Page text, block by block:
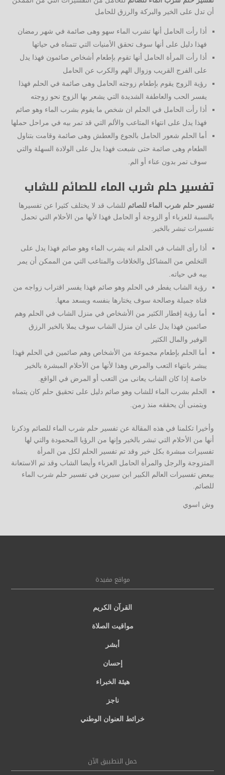
أن تدل على الخير والبركة والرزق للحامل
أذا رأت الحامل أنها تشرب الماء سهو وهى صائمة في شهر رمضان
فهذا دليل على أنها سوف تحقق الأمنيات التي تتمناه في حياتها
أذا رأت المرأة الحامل أنها تقوم بإطعام أشخاص صائمون فهذا يدل
على الفرج القريب وزوال الهم والكرب عن الحامل
رؤية الزوج يقوم بإطعام زوجته الحامل وهى صائمة في الحلم فهذا
يفسر الحب والعاطفة الشديدة التي يشعر بها الزوج نحو زوجته
أذا رأت الحامل في الحلم ان شخص ما يقوم بشرب الماء وهو صائم
فهذا يدل على انتهاء المتاعب والألم التي قد تمر بيه في مراحل حملها
أما الحلم شعور الحامل بالجوع والعطش وهى صائمة وقامت بتناول
الطعام وهى صائمة حتى شبعت فهذا يدل على الولادة السهلة والتي
سوف تمر بدون عناء أو الم.
تفسير حلم شرب الماء للصائم للشاب
تفسير حلم شرب الماء للصائم للشاب قد لا يختلف كثيرا عن تفسيرها
بالنسبة للعزباء أو الزوجة أو الحامل فهذا لأنها من الأحلام التي تحمل
تفسيرات تبشر بالخير.
أذا رأى الشاب في الحلم انه يشرب الماء وهو صائم فهذا يدل على
التخلص من المشاكل والخلافات والمتاعب التي من الممكن أن يمر
بيه في حياته.
رؤية الشاب يفطر في الحلم وهو صائم فهذا يفسر اقتراب زواجه من
فتاة جميلة وصالحة سوف يختارها بنفسه ويسعد معها.
أما رؤية إفطار الكثير من الأشخاص في منزل الشاب في الحلم وهم
صائمين فهذا يدل على ان منزل الشاب سوف يملا بالخير الرزق
الوفير والمال الكثير
أما الحلم بإطعام مجموعة من الأشخاص وهم صائمين في الحلم فهذا
يبشر بانتهاء التعب والمرض وهذا لأنها من الأحلام المبشرة بالخير
خاصة إذا كان الشاب يعانى من التعب أو المرض في الواقع.
الحلم بشرب الماء للشاب وهو صائم دليل على تحقيق حلم كان يتمناه
ويتمنى أن يحققه منذ زمن.
وأخيرا تكلمنا في هذه المقالة عن تفسير حلم شرب الماء للصائم وذكرنا
أنها من الأحلام التي تبشر بالخير وإنها من الرؤيا المحمودة والتي لها
تفسيرات مبشرة بكل خير وقد تم تفسير الحلم لكل من المرأة
المتزوجة والرجل والمرأة الحامل العزباء وأيضا الشاب وقد تم الاستعانة
ببعض تفسيرات العالم الكبير ابن سيرين في تفسير حلم شرب الماء
للصائم.
وش اسوي
مواقع مفيدة
القرآن الكريم
مواقيت الصلاة
أبشر
إحسان
هيئة الخبراء
ناجز
خرائط العنوان الوطني
حمل التطبيق الآن